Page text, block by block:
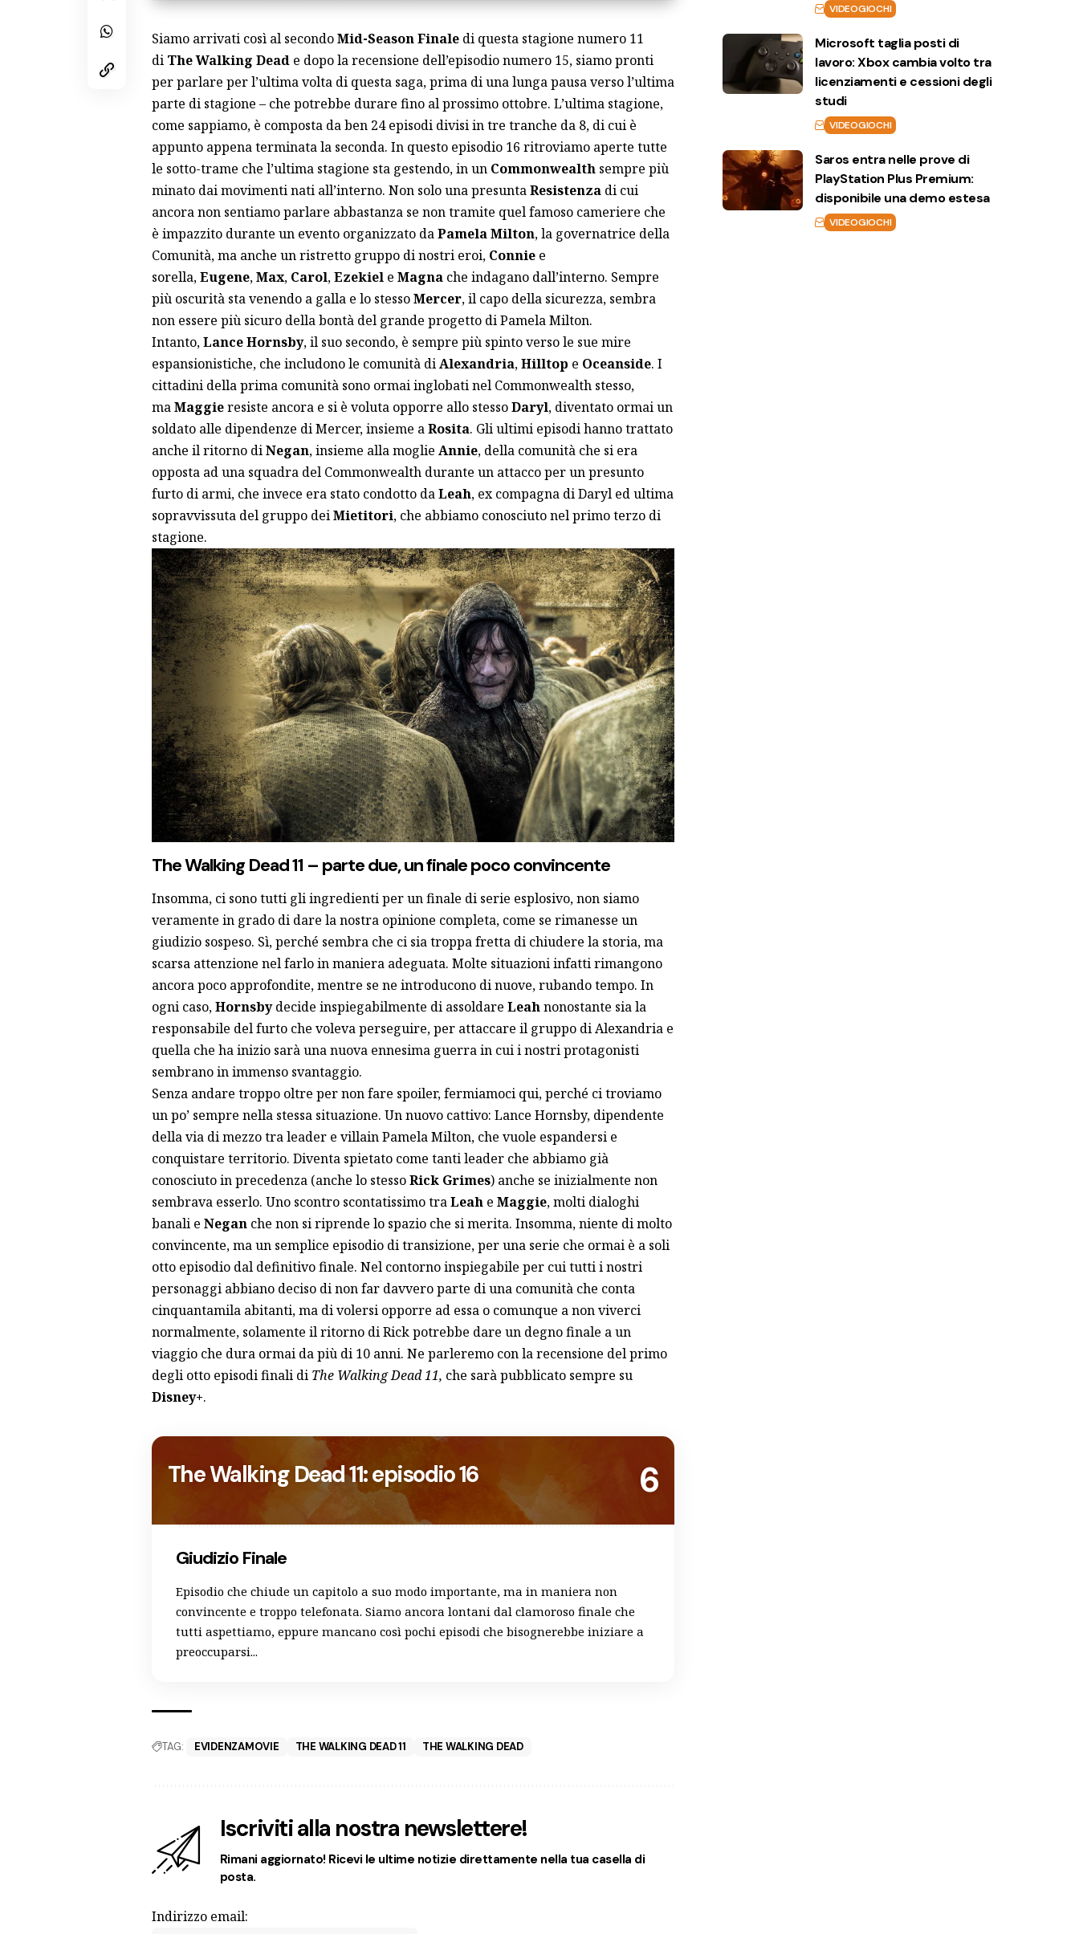
Siamo arrivati così al secondoMid-Season Finaledi questa stagione numero 11
di The Walking Dead e dopo la recensione dell’episodio numero 15, siamo pronti
per parlare per l’ultima volta di questa saga, prima di una lunga pausa verso l’ultima
parte di stagione – che potrebbe durare fino al prossimo ottobre. L’ultima stagione,
come sappiamo, è composta da ben 24 episodi divisi in tre tranche da 8, di cui è
appunto appena terminata la seconda. In questo episodio 16 ritroviamo aperte tutte
le sotto-trame che l’ultima stagione sta gestendo, in un Commonwealthsempre più
minato dai movimenti nati all’interno. Non solo una presuntaResistenzadi cui
ancora non sentiamo parlare abbastanza se non tramite quel famoso cameriere che
è impazzito durante un evento organizzato daPamela Milton, la governatrice della
Comunità, ma anche un ristretto gruppo di nostri eroi, Connie e
sorella,Eugene,Max, Carol,Ezekiele Magnache indagano dall’interno. Sempre
più oscurità sta venendo a galla e lo stessoMercer, il capo della sicurezza, sembra
non essere più sicuro della bontà del grande progetto di Pamela Milton.
Intanto,Lance Hornsby, il suo secondo, è sempre più spinto verso le sue mire
espansionistiche, che includono le comunità diAlexandria,Hilltop e Oceanside. I
cittadini della prima comunità sono ormai inglobati nel Commonwealth stesso,
maMaggieresiste ancora e si è voluta opporre allo stessoDaryl, diventato ormai un
soldato alle dipendenze di Mercer, insieme aRosita. Gli ultimi episodi hanno trattato
anche il ritorno diNegan, insieme alla moglie Annie, della comunità che si era
opposta ad una squadra del Commonwealth durante un attacco per un presunto
furto di armi, che invece era stato condotto daLeah, ex compagna di Daryl ed ultima
sopravvissuta del gruppo deiMietitori, che abbiamo conosciuto nel primo terzo di
stagione.
The Walking Dead 11 – parte due, un finale poco convincente
Insomma, ci sono tutti gli ingredienti per un finale di serie esplosivo, non siamo
veramente in grado di dare la nostra opinione completa, come se rimanesse un
giudizio sospeso. Sì, perché sembra che ci sia troppa fretta di chiudere la storia, ma
scarsa attenzione nel farlo in maniera adeguata. Molte situazioni infatti rimangono
ancora poco approfondite, mentre se ne introducono di nuove, rubando tempo. In
ogni caso,Hornsbydecide inspiegabilmente di assoldare Leahnonostante sia la
responsabile del furto che voleva perseguire, per attaccare il gruppo di Alexandria e
quella che ha inizio sarà una nuova ennesima guerra in cui i nostri protagonisti
sembrano in immenso svantaggio.
Senza andare troppo oltre per non fare spoiler, fermiamoci qui, perché ci troviamo
un po’ sempre nella stessa situazione. Un nuovo cattivo: Lance Hornsby, dipendente
della via di mezzo tra leader e villain Pamela Milton, che vuole espandersi e
conquistare territorio. Diventa spietato come tanti leader che abbiamo già
conosciuto in precedenza (anche lo stessoRick Grimes) anche se inizialmente non
sembrava esserlo. Uno scontro scontatissimo traLeah e Maggie, molti dialoghi
banali e Neganche non si riprende lo spazio che si merita. Insomma, niente di molto
convincente, ma un semplice episodio di transizione, per una serie che ormai è a soli
otto episodio dal definitivo finale. Nel contorno inspiegabile per cui tutti i nostri
personaggi abbiano deciso di non far davvero parte di una comunità che conta
cinquantamila abitanti, ma di volersi opporre ad essa o comunque a non viverci
normalmente, solamente il ritorno di Rick potrebbe dare un degno finale a un
viaggio che dura ormai da più di 10 anni. Ne parleremo con la recensione del primo
degli otto episodi finali di The Walking Dead 11, che sarà pubblicato sempre su
Disney+.
The Walking Dead 11: episodio 16 6
Giudizio Finale
Episodio che chiude un capitolo a suo modo importante, ma in maniera non
convincente e troppo telefonata. Siamo ancora lontani dal clamoroso finale che
tutti aspettiamo, eppure mancano così pochi episodi che bisognerebbe iniziare a
preoccuparsi...
TAG: EVIDENZAMOVIE THE WALKING DEAD 11 THE WALKING DEAD
Iscriviti alla nostra newslettere!
Rimani aggiornato! Ricevi le ultime notizie direttamente nella tua casella di
posta.
Indirizzo email:
VIDEOGIOCHI
Microsoft taglia posti di
lavoro: Xbox cambia volto tra
licenziamenti e cessioni degli
studi
VIDEOGIOCHI
Saros entra nelle prove di
PlayStation Plus Premium:
disponibile una demo estesa
VIDEOGIOCHI